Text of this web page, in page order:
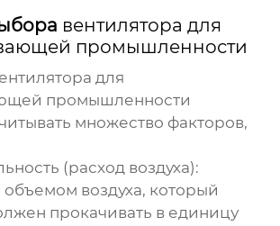
вентилятора для
промышленности
для
промышленности
множество факторов,
(расход воздуха):
воздуха, который
прокачивать в единицу